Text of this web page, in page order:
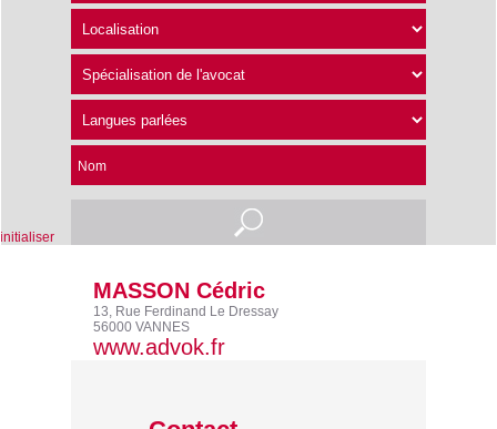
Nom
MASSON Cédric
13, Rue Ferdinand Le Dressay
56000 VANNES
www.advok.fr